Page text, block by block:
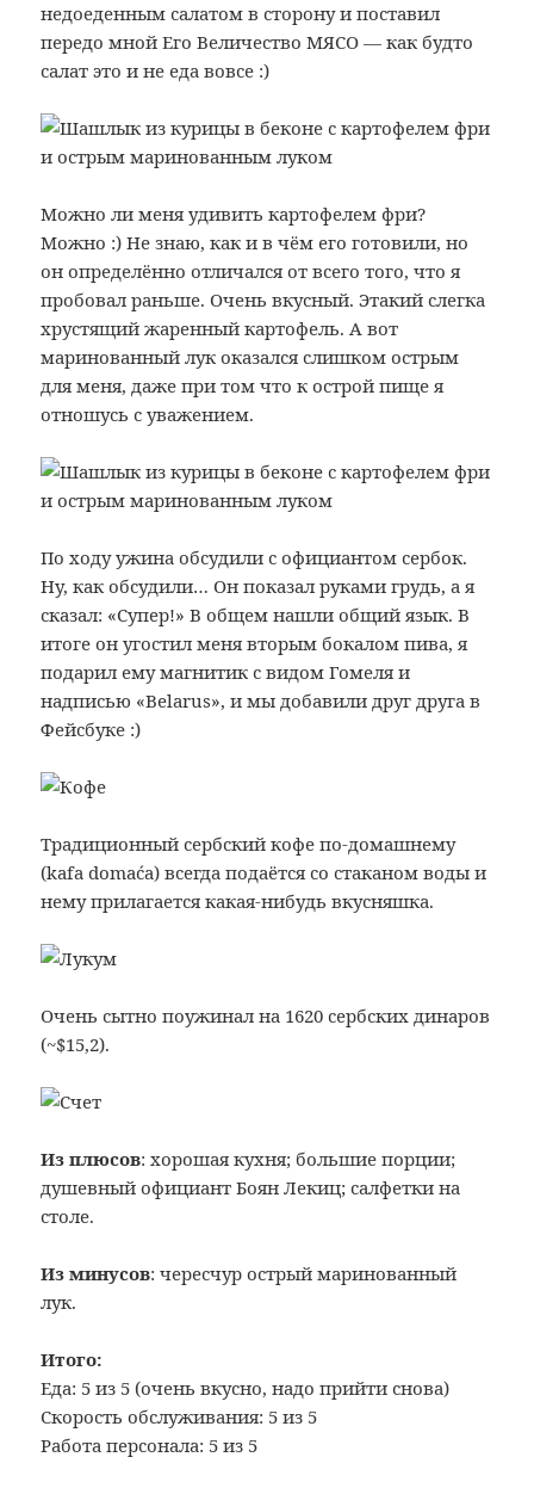
недоеденным салатом в сторону и поставил
передо мной Его Величество МЯСО — как будто
салат это и не еда вовсе :)
Можно ли меня удивить картофелем фри?
Можно :) Не знаю, как и в чём его готовили, но
он определённо отличался от всего того, что я
пробовал раньше. Очень вкусный. Этакий слегка
хрустящий жаренный картофель. А вот
маринованный лук оказался слишком острым
для меня, даже при том что к острой пище я
отношусь с уважением.
По ходу ужина обсудили с официантом сербок.
Ну, как обсудили… Он показал руками грудь, а я
сказал: «Супер!» В общем нашли общий язык. В
итоге он угостил меня вторым бокалом пива, я
подарил ему магнитик с видом Гомеля и
надписью «Belarus», и мы добавили друг друга в
Фейсбуке :)
Традиционный сербский кофе по-домашнему
(kafa domaća) всегда подаётся со стаканом воды и
нему прилагается какая-нибудь вкусняшка.
Очень сытно поужинал на 1620 сербских динаров
(~$15,2).
Из плюсов: хорошая кухня; большие порции;
душевный официант Боян Лекиц; салфетки на
столе.
Из минусов: чересчур острый маринованный
лук.
Итого:
Еда: 5 из 5 (очень вкусно, надо прийти снова)
Скорость обслуживания: 5 из 5
Работа персонала: 5 из 5